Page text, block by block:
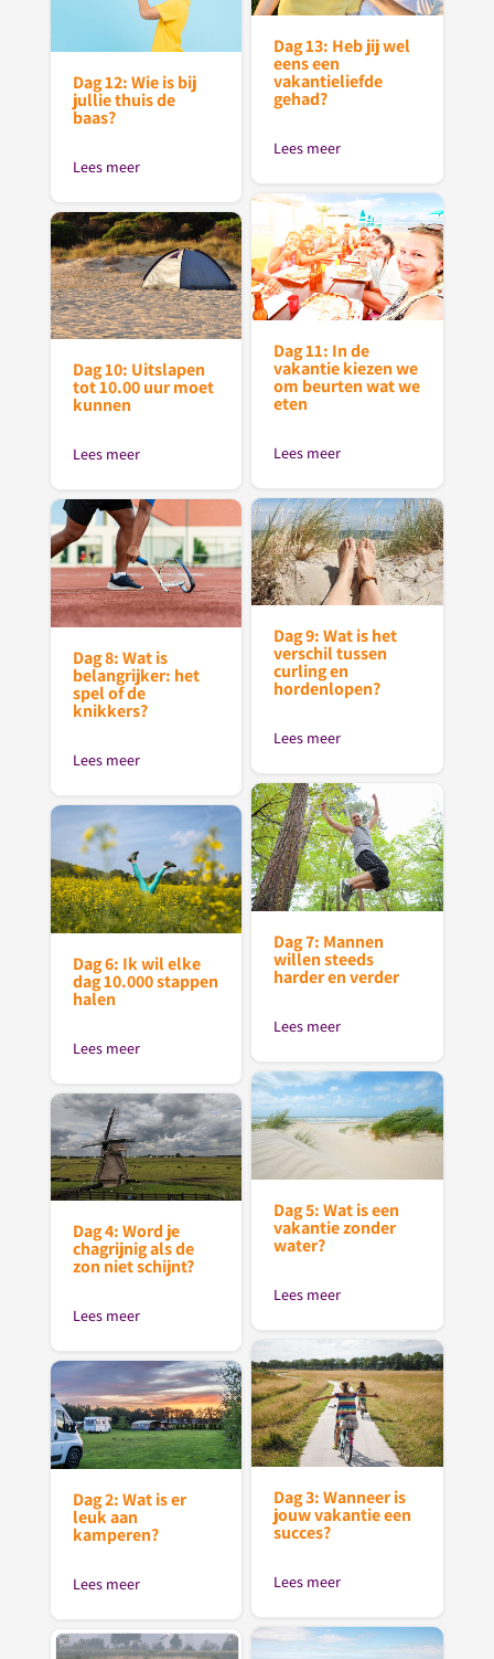
Dag 13: Heb jij wel
eens een
vakantieliefde
gehad?
Lees meer
Dag 12: Wie is bij
jullie thuis de
baas?
Lees meer
Dag 11: In de
vakantie kiezen we
om beurten wat we
eten
Lees meer
Dag 10: Uitslapen
tot 10.00 uur moet
kunnen
Lees meer
Dag 9: Wat is het
verschil tussen
curling en
hordenlopen?
Lees meer
Dag 8: Wat is
belangrijker: het
spel of de
knikkers?
Lees meer
Dag 7: Mannen
willen steeds
harder en verder
Lees meer
Dag 6: Ik wil elke
dag 10.000 stappen
halen
Lees meer
Dag 5: Wat is een
vakantie zonder
water?
Lees meer
Dag 4: Word je
chagrijnig als de
zon niet schijnt?
Lees meer
Dag 3: Wanneer is
jouw vakantie een
succes?
Lees meer
Dag 2: Wat is er
leuk aan
kamperen?
Lees meer